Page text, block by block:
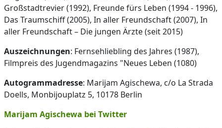
Großstadtrevier (1992), Freunde fürs Leben (1994 - 1996),
Das Traumschiff (2005), In aller Freundschaft (2007), In
aller Freundschaft – Die jungen Ärzte (seit 2015)
Auszeichnungen: Fernsehliebling des Jahres (1987),
Filmpreis des Jugendmagazins "Neues Leben (1080)
Autogrammadresse: Marijam Agischewa, c/o La Strada
Doells, Monbijouplatz 5, 10178 Berlin
Marijam Agischewa bei Twitter